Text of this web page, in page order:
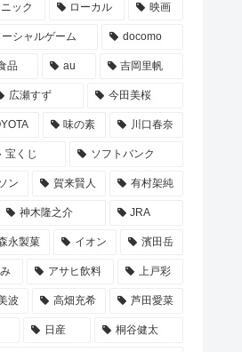
ック ローカル 映画
ーシャルゲーム docomo
品 au 吉岡里帆
広瀬すず 今田美桜
味の素 川口春奈
宝くじ ソフトバンク
ン 賀来賢人 有村架純
神木隆之介 JRA
永製菓 イオン 濱田岳
アサヒ飲料 上戸彩
波 高畑充希 芦田愛菜
日産 桐谷健太